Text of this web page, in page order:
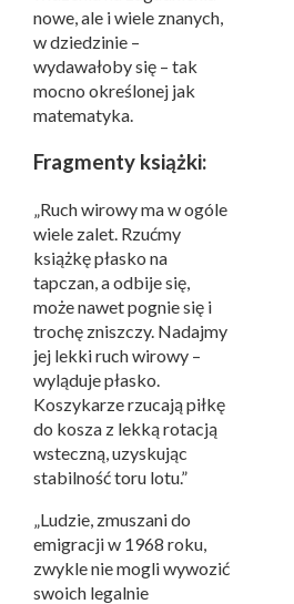
nowe, ale i wiele znanych,
w dziedzinie –
wydawałoby się – tak
mocno określonej jak
matematyka.
Fragmenty książki:
„Ruch wirowy ma w ogóle
wiele zalet. Rzućmy
książkę płasko na
tapczan, a odbije się,
może nawet pognie się i
trochę zniszczy. Nadajmy
jej lekki ruch wirowy –
wyląduje płasko.
Koszykarze rzucają piłkę
do kosza z lekką rotacją
wsteczną, uzyskując
stabilność toru lotu.”
„Ludzie, zmuszani do
emigracji w 1968 roku,
zwykle nie mogli wywozić
swoich legalnie